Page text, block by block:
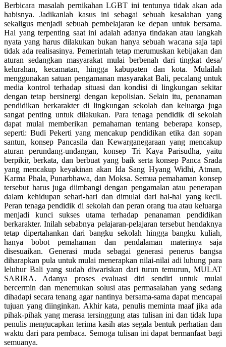
Berbicara masalah pernikahan LGBT ini tentunya tidak akan ada
habisnya. Jadikanlah kasus ini sebagai sebuah kesalahan yang
sekaligus menjadi sebuah pembelajaran ke depan untuk bersama.
Hal yang terpenting saat ini adalah adanya tindakan atau langkah
nyata yang harus dilakukan bukan hanya sebuah wacana saja tapi
tidak ada realisasinya. Pemerintah tetap merumuskan kebijakan dan
aturan sedangkan masyarakat mulai berbenah dari tingkat desa/
kelurahan, kecamatan, hingga kabupaten dan kota. Mulailah
menggunakan satuan pengamanan masyarakat Bali, pecalang untuk
media kontrol terhadap situasi dan kondisi di lingkungan sekitar
dengan tetap bersinergi dengan kepolisian. Selain itu, penanaman
pendidikan berkarakter di lingkungan sekolah dan keluarga juga
sangat penting untuk dilakukan. Para tenaga pendidik di sekolah
dapat mulai memberikan pemahaman tentang beberapa konsep,
seperti: Budi Pekerti yang mencakup pendidikan etika dan sopan
santun, konsep Pancasila dan Kewarganegaraan yang mencakup
aturan perundang-undangan, konsep Tri Kaya Parisudha, yaitu
berpikir, berkata, dan berbuat yang baik serta konsep Panca Srada
yang mencakup keyakinan akan Ida Sang Hyang Widhi, Atman,
Karma Phala, Punarbhawa, dan Moksa. Semua pemahaman konsep
tersebut harus juga diimbangi dengan pengamalan atau penerapan
dalam kehidupan sehari-hari dan dimulai dari hal-hal yang kecil.
Peran tenaga pendidik di sekolah dan peran orang tua atau keluarga
menjadi kunci sukses utama terhadap penanaman pendidikan
berkarakter. Inilah sebabnya pelajaran-pelajaran tersebut hendaknya
tetap dipertahankan dari bangku sekolah hingga bangku kuliah,
hanya bobot pemahaman dan pendalaman materinya saja
disesuaikan. Generasi muda sebagai generasi penerus bangsa
diharapkan pula untuk mulai menerapkan nilai-nilai adi luhung para
leluhur Bali yang sudah diwariskan dari turun temurun, MULAT
SARIRA. Adanya proses evaluasi diri sendiri untuk mulai
bercermin dan menemukan solusi atas permasalahan yang sedang
dihadapi secara tenang agar nantinya bersama-sama dapat mencapai
tujuan yang diinginkan. Akhir kata, penulis meminta maaf jika ada
pihak-pihak yang merasa tersinggung atas tulisan ini dan tidak lupa
penulis mengucapkan terima kasih atas segala bentuk perhatian dan
waktu dari para pembaca. Semoga tulisan ini dapat bermanfaat bagi
semuanya.